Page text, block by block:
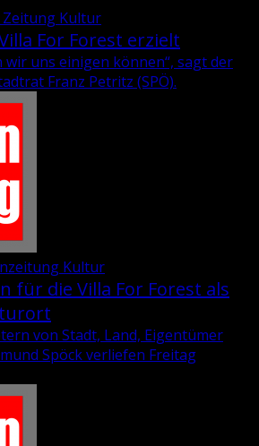
Zeitung Kultur
For Forest erzielt
wir uns ei­ni­gen kön­nen“, sagt der
Franz Pe­tritz (SPÖ).
Kultur
für die Villa For Forest als
von Stadt, Land, Eigentümer
Spöck verliefen Freitag